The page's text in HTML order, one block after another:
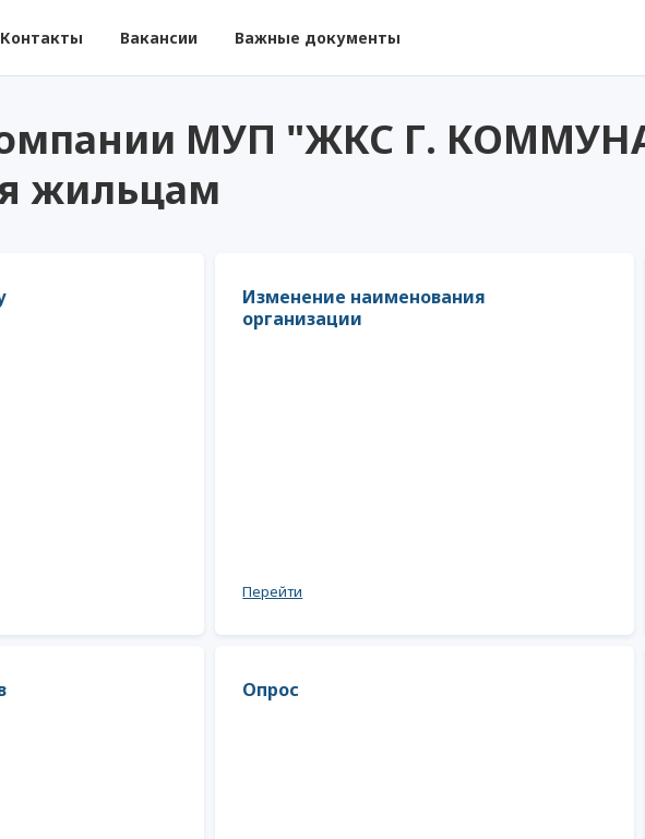
Контакты Вакансии Важные документы
МУП "ЖКС Г.
жильцам
Изменение наименования
организации
Перейти
Опрос